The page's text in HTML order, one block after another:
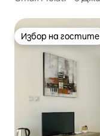
Избор на гостите
Избор на гостите